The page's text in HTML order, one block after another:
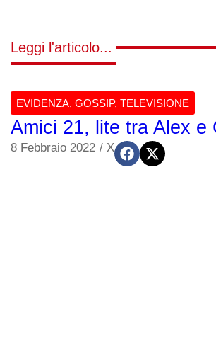
Leggi l'articolo...
EVIDENZA, GOSSIP, TELEVISIONE
Amici 21, lite tra Alex e
8 Febbraio 2022 / X